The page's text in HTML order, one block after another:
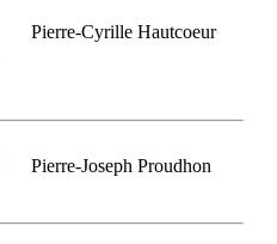
Pierre-Cyrille Hautcoeur
Pierre-Joseph Proudhon